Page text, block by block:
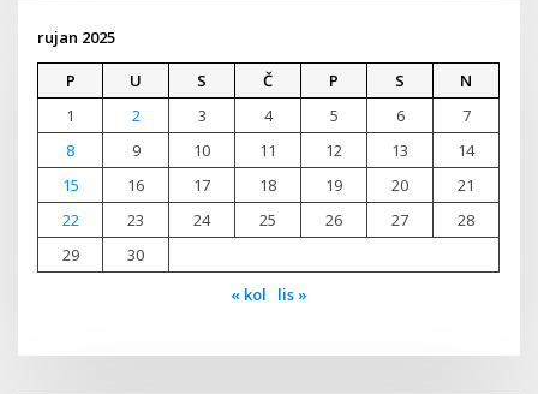
rujan 2025
P
U S Č P S
N
1
2 3 4 5 6
7
8
9 10 11 12 13
14
15
16 17 18 19 20
21
22
23 24 25 26 27
28
29
30
« kol
lis »